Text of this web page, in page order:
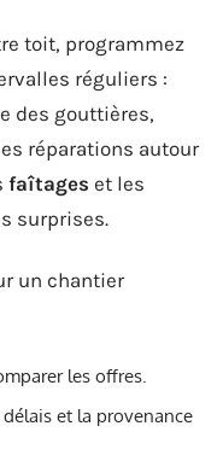
toit, programmez
réguliers :
des gouttières,
réparations autour
faîtages et les
surprises.
un chantier
les offres.
délais et la provenance